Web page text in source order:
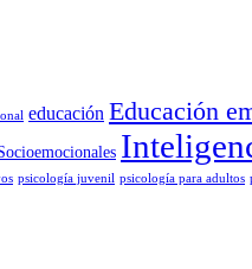
educación Educación
psicología juvenil psicología para adultos